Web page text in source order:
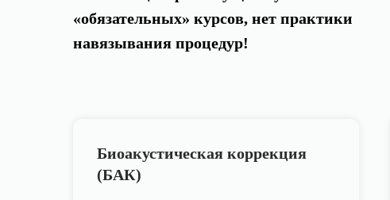
«обязательных» курсов, нет практики
навязывания процедур!
Биоакустическая коррекция
(БАК)